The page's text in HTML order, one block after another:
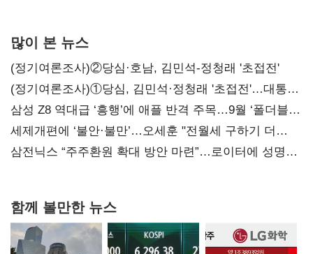
많이 본 뉴스
(정기여론조사)②당심·호남, 김민석-정청래 '초접전'
(정기여론조사)①당심, 김민석·정청래 '초접전'…대통령
지지도 '50% 아래로'(종합)
삼성 Z8 역대급 ‘흥행’에 애플 반격 주목…9월 ‘폴더블
대전’
세제개편에 ‘불안·불만’…오세훈 "전월세 구하기 더
힘들어질 것"
삼전닉스 “주주환원 확대 방안 마련”…로이터에 성명
함께 볼만한 뉴스